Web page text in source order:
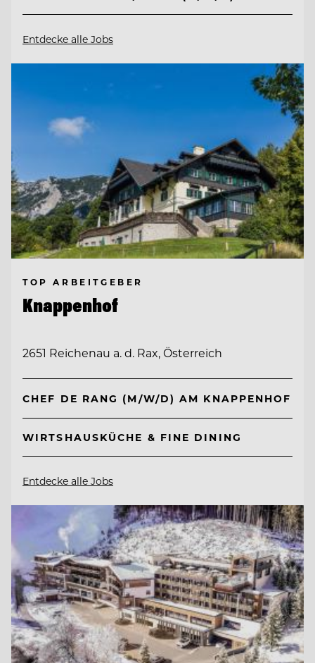
Entdecke alle Jobs
TOP ARBEITGEBER
Knappenhof
2651 Reichenau a. d. Rax, Österreich
CHEF DE RANG (M/W/D) AM KNAPPENHOF
WIRTSHAUSKÜCHE & FINE DINING
Entdecke alle Jobs